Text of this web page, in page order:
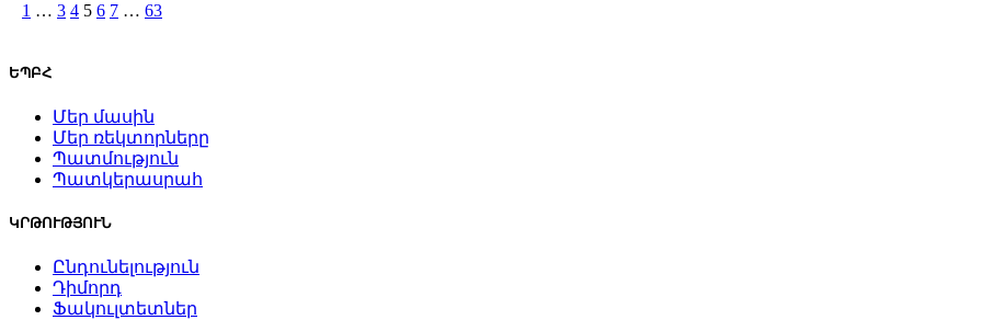
1 … 3 4 5 6 7 … 63
ԵՊԲՀ
Մեր մասին
Մեր ռեկտորները
Պատմություն
Պատկերասրահ
ԿՐԹՈՒԹՅՈՒՆ
Ընդունելություն
Դիմորդ
Ֆակուլտետներ